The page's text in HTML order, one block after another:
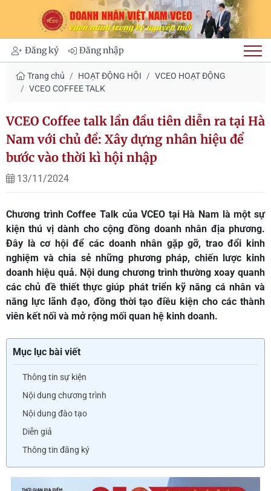
Đăng ký Đăng nhập
Trang chủ HOẠT ĐỘNG HỘI
VCEO HOẠT ĐỘNG
VCEO COFFEE TALK
VCEO Coffee talk lần đầu tiên diễn ra tại Hà
Nam với chủ đề: Xây dựng nhân hiệu để
bước vào thời kì hội nhập
13/11/2024
Chương trình Coffee Talk của VCEO tại Hà Nam là một sự
kiện thú vị dành cho cộng đồng doanh nhân địa phương.
Đây là cơ hội để các doanh nhân gặp gỡ, trao đổi kinh
nghiệm và chia sẻ những phương pháp, chiến lược kinh
doanh hiệu quả. Nội dung chương trình thường xoay quanh
các chủ đề thiết thực giúp phát triển kỹ năng cá nhân và
năng lực lãnh đạo, đồng thời tạo điều kiện cho các thành
viên kết nối và mở rộng mối quan hệ kinh doanh.
Mục lục bài viết
Thông tin sự kiện
Nội dung chương trình
Nội dung đào tạo
Diễn giả
Thông tin đăng ký